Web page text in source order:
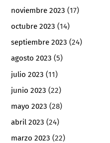
noviembre 2023 (17)
octubre 2023 (14)
septiembre 2023 (24)
agosto 2023 (5)
julio 2023 (11)
junio 2023 (22)
mayo 2023 (28)
abril 2023 (24)
marzo 2023 (22)